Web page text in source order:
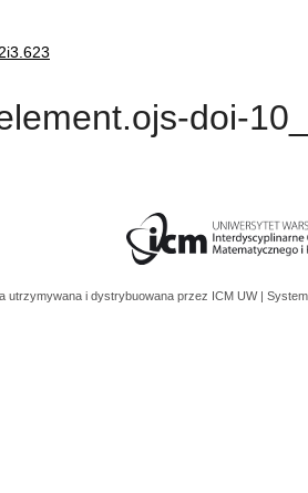
doi-
utrzymywana i dystrybuowana przez ICM UW |